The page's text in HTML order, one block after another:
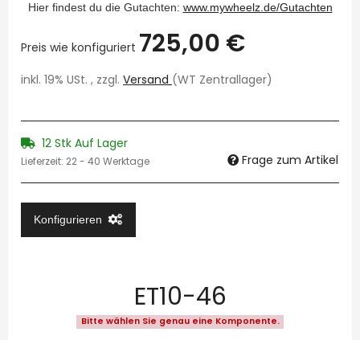
Hier findest du die Gutachten: www.mywheelz.de/Gutachten
Preis wie konfiguriert 725,00 €
inkl. 19% USt. , zzgl. Versand (WT Zentrallager)
12 Stk Auf Lager
Lieferzeit: 22 - 40 Werktage Frage zum Artikel
Konfigurieren
ET10-46
Bitte wählen Sie genau eine Komponente.